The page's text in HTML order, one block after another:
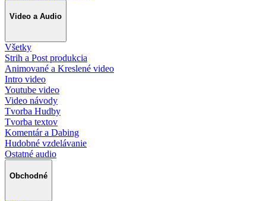
Video a Audio
Všetky
Strih a Post produkcia
Animované a Kreslené video
Intro video
Youtube video
Video návody
Tvorba Hudby
Tvorba textov
Komentár a Dabing
Hudobné vzdelávanie
Ostatné audio
Obchodné